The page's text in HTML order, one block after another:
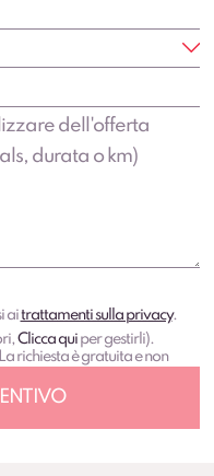
aitrattamenti sulla privacy.
Clicca quiper gestirli).
richiesta è gratuita e non